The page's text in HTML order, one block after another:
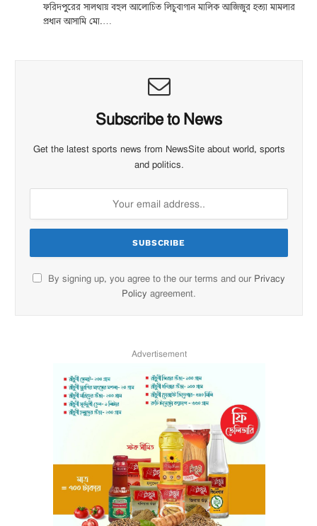
ফরিদপুরের সালথায় বহুল আলোচিত লিচুবাগান মালিক আজিজুর হত্যা মামলার
প্রধান আসামি মো.…
Subscribe to News
Get the latest sports news from NewsSite about world, sports
and politics.
By signing up, you agree to the our terms and our Privacy
Policy agreement.
Advertisement